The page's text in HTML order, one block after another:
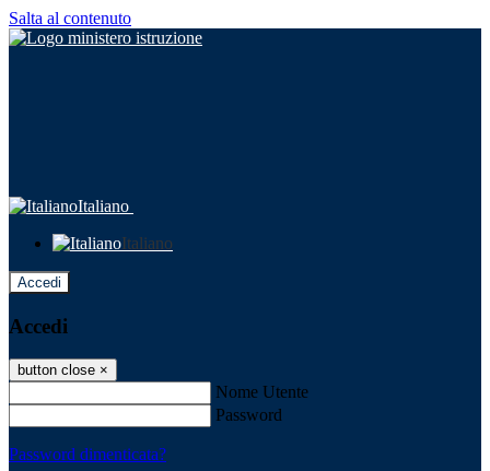
Salta al contenuto
Italiano
Italiano
Accedi
Accedi
button close ×
Nome Utente
Password
Password dimenticata?